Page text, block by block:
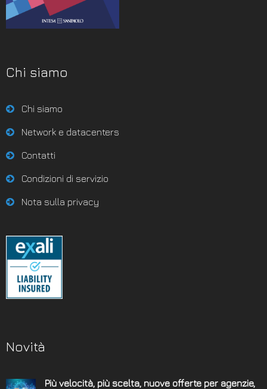
Chi siamo
Chi siamo
Network e datacenters
Contatti
Condizioni di servizio
Nota sulla privacy
Novità
Più velocità, più scelta, nuove offerte per agenzie,